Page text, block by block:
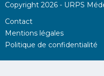
Copyright 2026 - URPS
Contact
Mentions légales
Politique de confidentialité